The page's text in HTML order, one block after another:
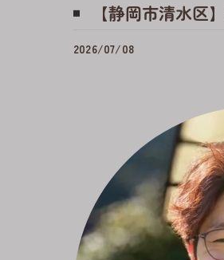
【静岡市清水
2026/07/08